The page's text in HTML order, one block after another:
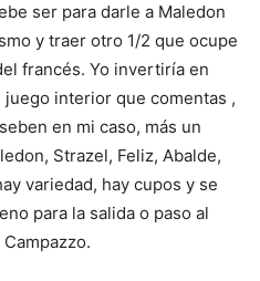
ser para darle a Maledon
y traer otro 1/2 que ocupe
francés. Yo invertiría en
juego interior que comentas ,
en mi caso, más un
Strazel, Feliz, Abalde,
variedad, hay cupos y se
para la salida o paso al